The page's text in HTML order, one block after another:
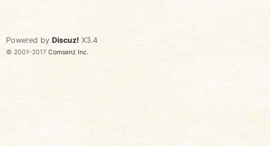
Powered by Discuz! X3.4
© 2001-2017 Comsenz Inc.